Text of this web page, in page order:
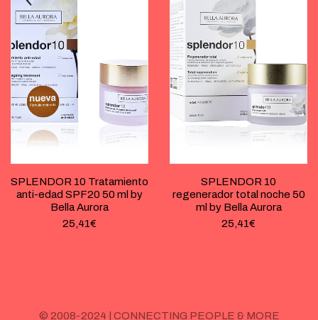
SPLENDOR 10 Tratamiento
anti-edad SPF20 50 ml by
Bella Aurora
25,41€
SPLENDOR 10
regenerador total noche 50
ml by Bella Aurora
25,41€
© 2008-2024 | CONNECTING PEOPLE & MORE